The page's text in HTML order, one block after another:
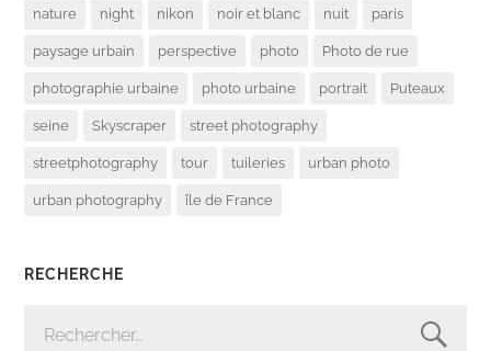
nature night nikon noir et blanc nuit paris
paysage urbain perspective photo Photo de rue
photographie urbaine photo urbaine portrait Puteaux
seine Skyscraper street photography
streetphotography tour tuileries urban photo
urban photography île de France
RECHERCHE